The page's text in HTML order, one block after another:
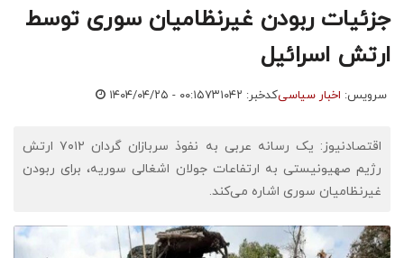
جزئیات ربودن غیرنظامیان سوری توسط
ارتش اسرائیل
سرویس: اخبار سیاسیکدخبر: ۷۳۱۰۴۲ ۱۴۰۴/۰۴/۲۵ - ۰۰:۱۵
اقتصادنیوز: یک رسانه عربی به نفوذ سربازان گردان ۷۰۱۲ ارتش
رژیم صهیونیستی به ارتفاعات جولان اشغالی سوریه، برای ربودن
غیرنظامیان سوری اشاره می‌کند.